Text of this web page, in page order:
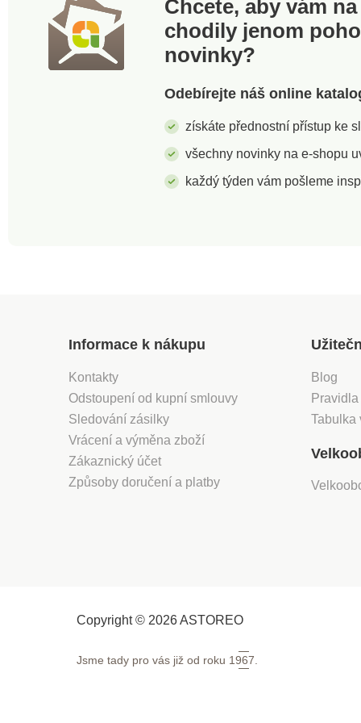
mm Objem 0,9 l
Jednoduchý a
Praktická do
koupelny nebo
zdravotně
myčky
Chcete, aby vám
chodily jenom
novinky?
Odebírejte náš online
získáte přednostní přístup ke
všechny novinky na e-shopu
každý týden vám pošleme
Informace k nákupu
Kontakty
Odstoupení od kupní smlouvy
Sledování zásilky
Vrácení a výměna zboží
Zákaznický účet
Způsoby doručení a platby
Blog
Tabulka
Copyright © 2026 ASTOREO
Jsme tady pro vás již od roku 1967.